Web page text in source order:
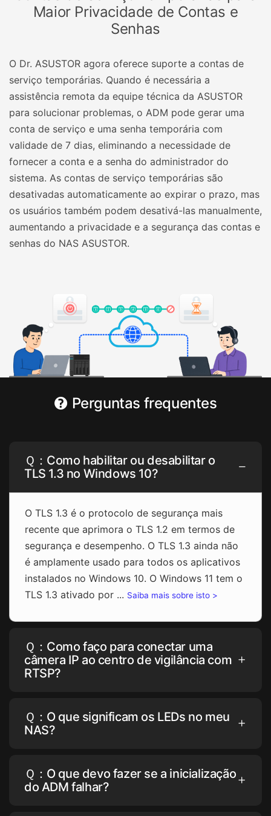
Maior Privacidade de Contas e
Senhas
O Dr. ASUSTOR agora oferece suporte a contas de
serviço temporárias. Quando é necessária a
assistência remota da equipe técnica da ASUSTOR
para solucionar problemas, o ADM pode gerar uma
conta de serviço e uma senha temporária com
validade de 7 dias, eliminando a necessidade de
fornecer a conta e a senha do administrador do
sistema. As contas de serviço temporárias são
desativadas automaticamente ao expirar o prazo, mas
os usuários também podem desativá-las manualmente,
aumentando a privacidade e a segurança das contas e
senhas do NAS ASUSTOR.
Perguntas frequentes
Ｑ：Como habilitar ou desabilitar o
TLS 1.3 no Windows 10?
O TLS 1.3 é o protocolo de segurança mais
recente que aprimora o TLS 1.2 em termos de
segurança e desempenho. O TLS 1.3 ainda não
é amplamente usado para todos os aplicativos
instalados no Windows 10. O Windows 11 tem o
TLS 1.3 ativado por ... Saiba mais sobre isto >
Ｑ：Como faço para conectar uma
câmera IP ao centro de vigilância com
RTSP?
Ｑ：O que significam os LEDs no meu
NAS?
Ｑ：O que devo fazer se a inicialização
do ADM falhar?